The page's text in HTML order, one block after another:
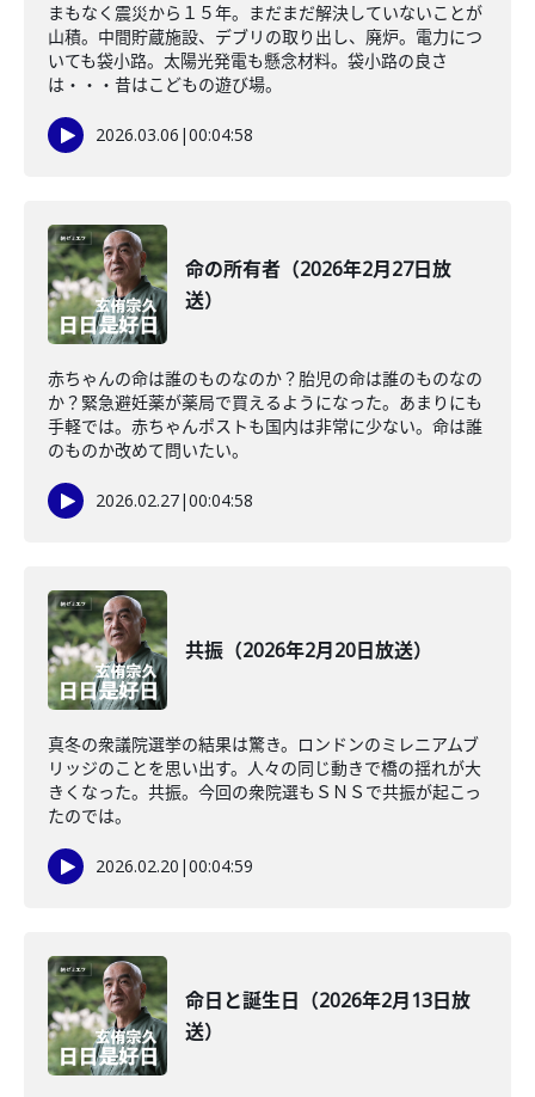
まもなく震災から１５年。まだまだ解決していないことが
山積。中間貯蔵施設、デブリの取り出し、廃炉。電力につ
いても袋小路。太陽光発電も懸念材料。袋小路の良さ
は・・・昔はこどもの遊び場。
2026.03.06 |00:04:58
命の所有者（2026年2月27日放
送）
赤ちゃんの命は誰のものなのか？胎児の命は誰のものなの
か？緊急避妊薬が薬局で買えるようになった。あまりにも
手軽では。赤ちゃんポストも国内は非常に少ない。命は誰
のものか改めて問いたい。
2026.02.27|00:04:58
共振（2026年2月20日放送）
真冬の衆議院選挙の結果は驚き。ロンドンのミレニアムブ
リッジのことを思い出す。人々の同じ動きで橋の揺れが大
きくなった。共振。今回の衆院選もＳＮＳで共振が起こっ
たのでは。
2026.02.20 |00:04:59
命日と誕生日（2026年2月13日放
送）